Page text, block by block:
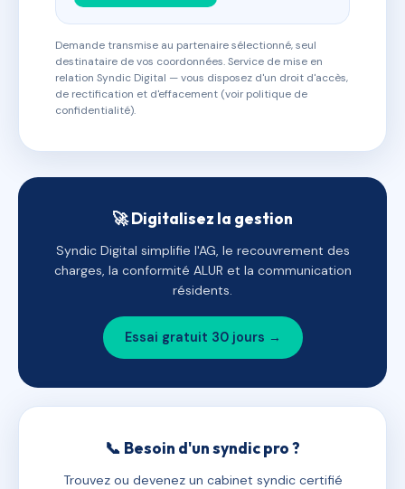
Demande transmise au partenaire sélectionné, seul
destinataire de vos coordonnées. Service de mise en
relation Syndic Digital — vous disposez d'un droit d'accès,
de rectification et d'effacement (voir politique de
confidentialité).
🚀 Digitalisez la gestion
Syndic Digital simplifie l'AG, le recouvrement des
charges, la conformité ALUR et la communication
résidents.
Essai gratuit 30 jours →
📞 Besoin d'un syndic pro ?
Trouvez ou devenez un cabinet syndic certifié